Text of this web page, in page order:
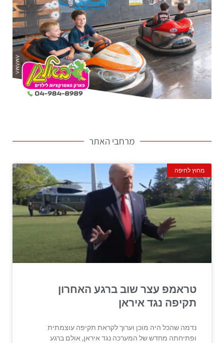
מרחבי האתר
מחוץ לחיפה
טראמפ עצר שוב ברגע האחרון
תקיפה נגד איראן
נדמה שהכל היה מוכן וערוך לקראת תקיפה עוצמתית
ופתיחתה מחדש של המערכה נגד איראן, אולם ברגע